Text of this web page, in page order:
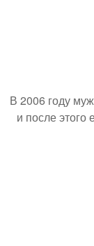
В 2006 году
и после